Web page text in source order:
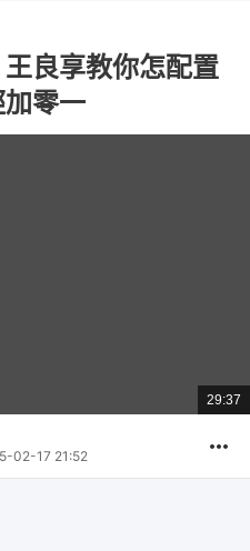
良享教你怎配置
加零一
總
共
間
29:37
02-17 21:52